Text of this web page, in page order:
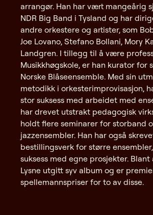
arrangør. Han har vært mangeårig
NDR Big Band i Tysland og har
andre orkestere og artister, som
Joe Lovano, Stefano Bollani, Mory
Landgren. I tillegg til å være
Musikkhøgskole, er han kurator for
Norske Blåseensemble. Med sin
metodikk i orkesterimprovisasjon,
stor suksess med arbeidet med
har drevet utstrakt pedagogisk
holdt flere seminarer for storband
jazzensembler. Han har også
bestillingsverk for større
suksess med egne prosjekter.
Lysne utgitt syv album og er
spellemannspriser for to av disse.